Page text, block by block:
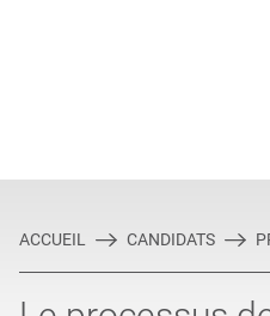
ACCUEIL CANDIDATS